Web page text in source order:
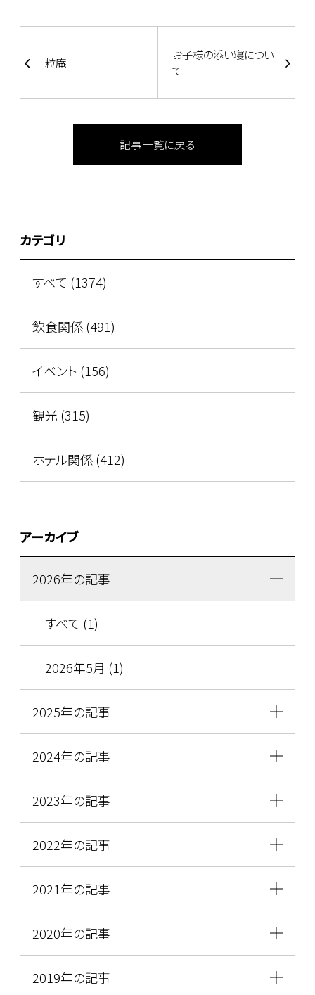
一粒庵
お子様の添い寝につい
て
記事一覧に戻る
カテゴリ
すべて (1374)
飲食関係 (491)
イベント (156)
観光 (315)
ホテル関係 (412)
アーカイブ
2026年の記事
すべて (1)
2026年5月 (1)
2025年の記事
2024年の記事
2023年の記事
2022年の記事
2021年の記事
2020年の記事
2019年の記事